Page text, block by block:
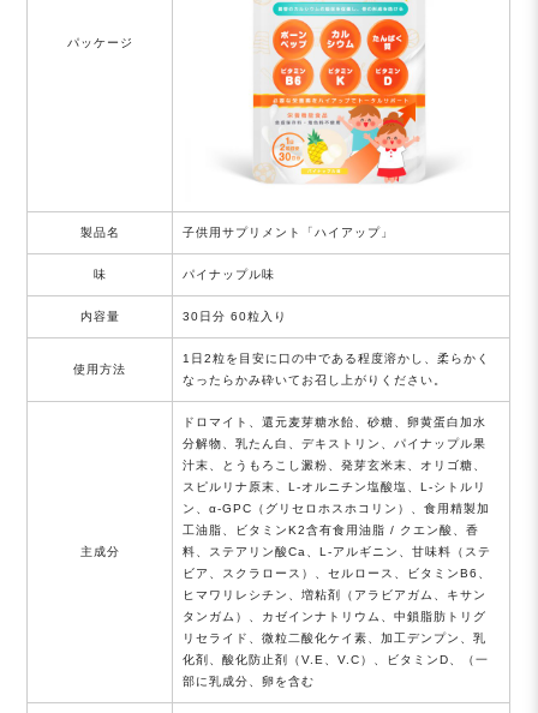
パッケージ
製品名 子供用サプリメント「ハイアップ」
味 パイナップル味
内容量 30日分 60粒入り
使用方法
1日2粒を目安に口の中である程度溶かし、柔らかく
なったらかみ砕いてお召し上がりください。
主成分
ドロマイト、還元麦芽糖水飴、砂糖、卵黄蛋白加水
分解物、乳たん白、デキストリン、パイナップル果
汁末、とうもろこし澱粉、発芽玄米末、オリゴ糖、
スピルリナ原末、L-オルニチン塩酸塩、L-シトルリ
ン、α-GPC（グリセロホスホコリン）、食用精製加
工油脂、ビタミンK2含有食用油脂 / クエン酸、香
料、ステアリン酸Ca、L-アルギニン、甘味料（ステ
ビア、スクラロース）、セルロース、ビタミンB6、
ヒマワリレシチン、増粘剤（アラビアガム、キサン
タンガム）、カゼインナトリウム、中鎖脂肪トリグ
リセライド、微粒二酸化ケイ素、加工デンプン、乳
化剤、酸化防止剤（V.E、V.C）、ビタミンD、（一
部に乳成分、卵を含む